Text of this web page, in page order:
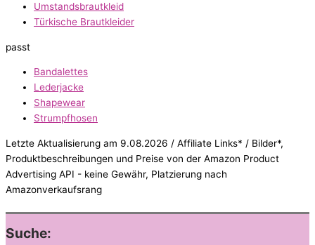
Umstandsbrautkleid
Türkische Brautkleider
passt
Bandalettes
Lederjacke
Shapewear
Strumpfhosen
Letzte Aktualisierung am 9.08.2026 / Affiliate Links* / Bilder*,
Produktbeschreibungen und Preise von der Amazon Product
Advertising API - keine Gewähr, Platzierung nach
Amazonverkaufsrang
Suche: